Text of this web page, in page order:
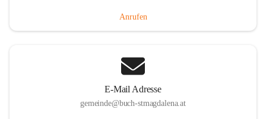
Anrufen
E-Mail Adresse
gemeinde@buch-stmagdalena.at